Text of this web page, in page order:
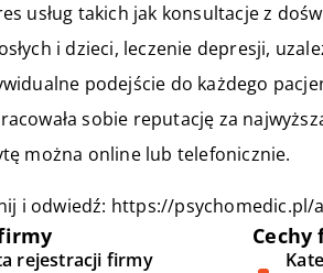
usług takich jak konsultacje z
i dzieci, leczenie depresji,
podejście do każdego
sobie reputację za
można online lub telefonicznie.
i odwiedź: https://psychomedic.pl/
rejestracji firmy